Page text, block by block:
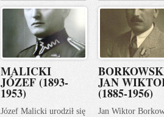
MALICKI
JÓZEF (1893-
1953)
Józef Malicki urodził się
JAN
(1885-1956)
Jan Wiktor